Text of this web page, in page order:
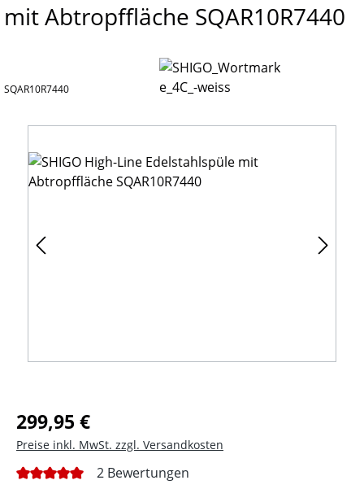
mit Abtropffläche SQAR10R7440
SQAR10R7440
Regulärer Preis:
299,95 €
Preise inkl. MwSt. zzgl. Versandkosten
2 Bewertungen